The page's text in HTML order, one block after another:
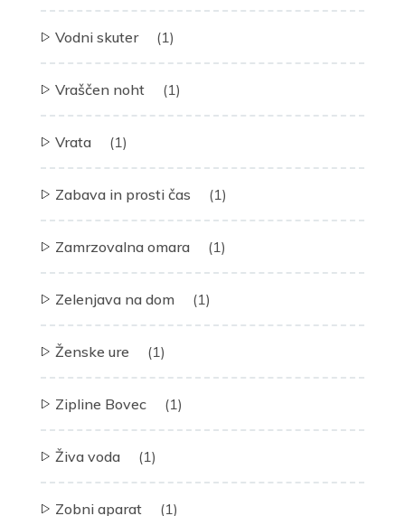
Vodni skuter (1)
Vraščen noht (1)
Vrata (1)
Zabava in prosti čas (1)
Zamrzovalna omara (1)
Zelenjava na dom (1)
Ženske ure (1)
Zipline Bovec (1)
Živa voda (1)
Zobni aparat (1)